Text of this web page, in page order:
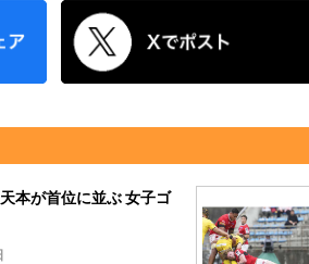
本が首位に並ぶ 女子ゴ